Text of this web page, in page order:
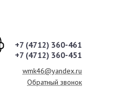
+7 (4712) 360-461
+7 (4712) 360-451
wmk46@yandex.ru
Обратный звонок